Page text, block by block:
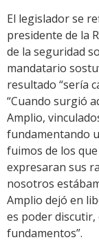
El legislador se
presidente de la
de la seguridad
mandatario
resultado “sería
“Cuando surgió
Amplio,
fundamentando
fuimos de los
expresaran sus
nosotros
Amplio dejó en
es poder discutir,
fundamentos”.